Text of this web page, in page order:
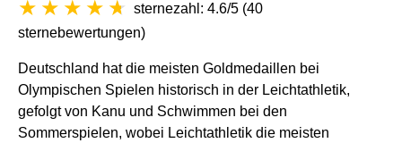
sternezahl: 4.6/5 (40
sternebewertungen)
Deutschland hat die meisten Goldmedaillen bei
Olympischen Spielen historisch in der Leichtathletik,
gefolgt von Kanu und Schwimmen bei den
Sommerspielen, wobei Leichtathletik die meisten